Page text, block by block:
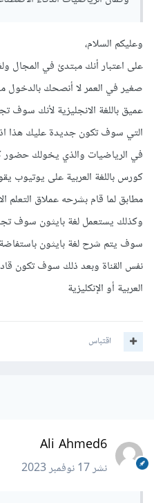
وعليكم السلام،
على اعتبار أنك مبتدئ في المجال
صغير في العمر لا أنصحك بالدخول
عميق باللغة الانجليزية لأنك
التي سوف تكون جديدة عليك هذا
في الرياضيات والذي يخولك
كورس باللغة العربية على يوتيوب
وكذلك يستعمل لغة بايثون سوف
سوف يتم شرح لغة بايثون
نفس القناة وبعد ذلك سوف تكون
العربية أو الإنكليزية
اقتباس
Ali Ahmed6
نشر17 نوفمبر 2023